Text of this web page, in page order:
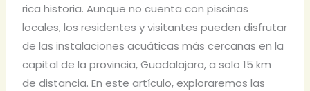
rica historia. Aunque no cuenta con piscinas
locales, los residentes y visitantes pueden disfrutar
de las instalaciones acuáticas más cercanas en la
capital de la provincia, Guadalajara, a solo 15 km
de distancia. En este artículo, exploraremos las